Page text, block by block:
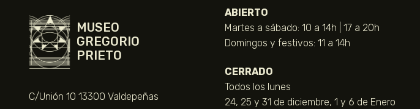
MUSEO
GREGORIO
PRIETO
C/Unión 10 13300 Valdepeñas
ABIERTO
Martes a sábado: 10 a 14h | 17 a 20h
Domingos y festivos: 11 a 14h
CERRADO
Todos los lunes
24, 25 y 31 de diciembre, 1 y 6 de Enero